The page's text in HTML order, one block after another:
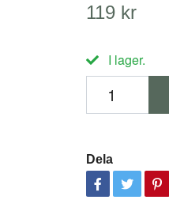
119 kr
I lager.
Dela